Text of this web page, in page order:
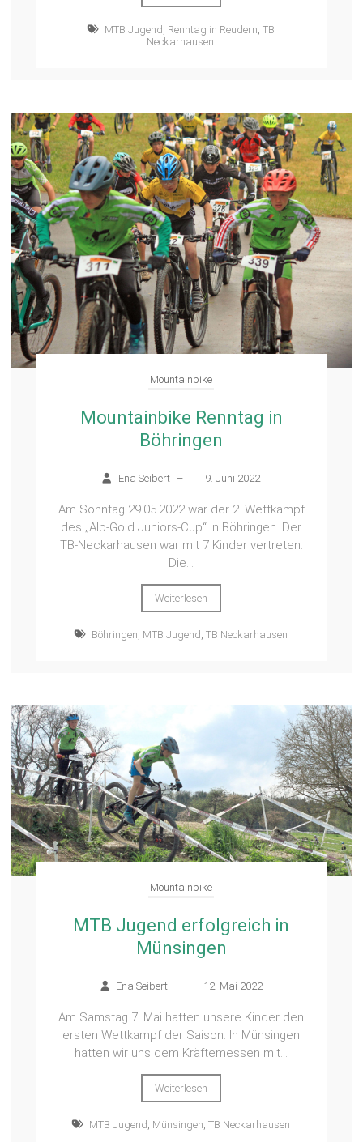
MTB Jugend Renntag in Reudern TB
Neckarhausen
Mountainbike
Mountainbike Renntag in
Böhringen
Ena Seibert – 9. Juni 2022
Am Sonntag 29.05.2022 war der 2. Wettkampf
des „Alb-Gold Juniors-Cup“ in Böhringen. Der
TB-Neckarhausen war mit 7 Kinder vertreten.
Die...
Weiterlesen
Böhringen, MTB Jugend , TB Neckarhausen
Mountainbike
MTB Jugend erfolgreich in
Münsingen
Ena Seibert – 12. Mai 2022
Am Samstag 7. Mai hatten unsere Kinder den
ersten Wettkampf der Saison. In Münsingen
hatten wir uns dem Kräftemessen mit...
Weiterlesen
MTB Jugend Münsingen TB Neckarhausen